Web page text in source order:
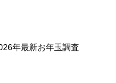
年最新お年玉調査